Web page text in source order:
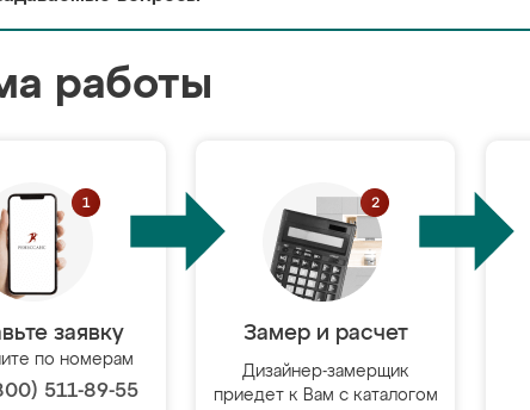
работы
заявку
по номерам
511-89-55
Замер и расчет
Дизайнер-замерщик
приедет к Вам с каталогом